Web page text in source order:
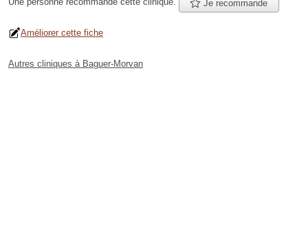
Je recommande
Améliorer cette fiche
Autres cliniques à Baguer-Morvan